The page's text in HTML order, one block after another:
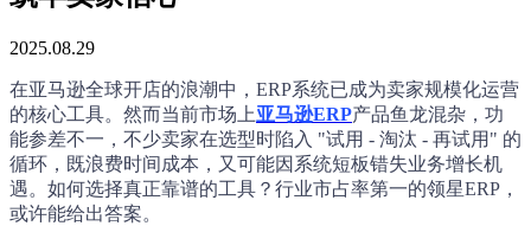
2025.08.29
在亚马逊全球开店的浪潮中，ERP系统已成为卖家规模化运营
的核心工具。然而当前市场上亚马逊ERP产品鱼龙混杂，功
能参差不一，不少卖家在选型时陷入 "试用 - 淘汰 - 再试用" 的
循环，既浪费时间成本，又可能因系统短板错失业务增长机
遇。如何选择真正靠谱的工具？行业市占率第一的领星ERP，
或许能给出答案。